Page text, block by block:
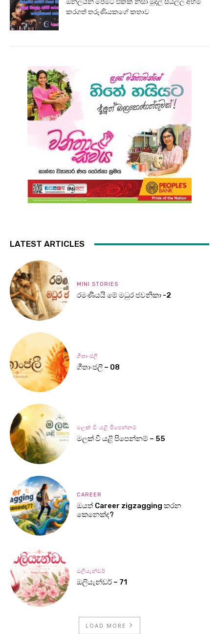
ඔන්ලයින් පේමට් එකක් නිසා මුදල් සියල්ල අහිමි
කරගත් තරුණියකගේ කතාව
LATEST ARTICLES
MINI STORIES
රමණීයයි මේ මධුර ජවනිකා -2
ගීතාංජලී
ගීතාංජලී – 08
මලක් වී යළි පිපෙන්නම්
මලක් වී යළි පිපෙන්නම් – 55
CAREER
ඔයත් Career zigzagging කරන
කෙනෙක්ද?
ඔලියැන්ඩර්
ඔලියැන්ඩර් – 71
LOAD MORE